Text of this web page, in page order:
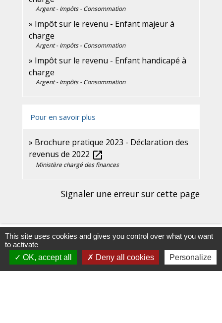
Argent - Impôts - Consommation
Impôt sur le revenu - Enfant majeur à
charge
Argent - Impôts - Consommation
Impôt sur le revenu - Enfant handicapé à
charge
Argent - Impôts - Consommation
Pour en savoir plus
Brochure pratique 2023 - Déclaration des
revenus de 2022 open_in_new
Ministère chargé des finances
Signaler une erreur sur cette page
This site uses cookies and gives you control over what you want
to activate
OK, accept all
Deny all cookies Personalize